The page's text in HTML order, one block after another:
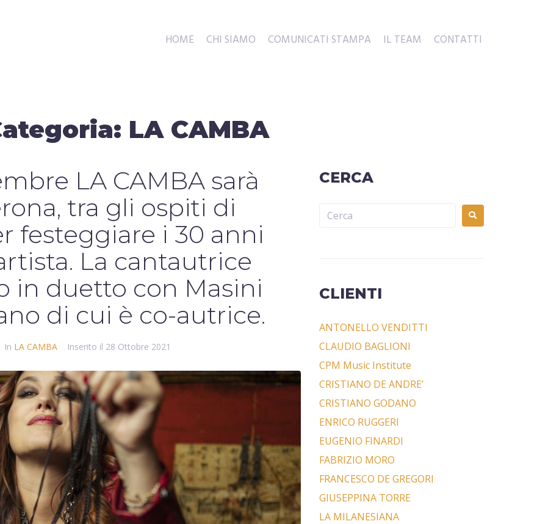
HOME CHI SIAMO COMUNICATI STAMPA IL TEAM CONTATTI
LA CAMBA
LA CAMBA sarà
tra gli ospiti di
festeggiare i 30 anni
La cantautrice
in duetto con Masini
di cui è co-autrice.
In LA CAMBA Inserito il 28 Ottobre 2021
CERCA
CLIENTI
ANTONELLO VENDITTI
CLAUDIO BAGLIONI
CPM Music Institute
CRISTIANO DE ANDRE’
CRISTIANO GODANO
ENRICO RUGGERI
EUGENIO FINARDI
FABRIZIO MORO
FRANCESCO DE GREGORI
GIUSEPPINA TORRE
LA MILANESIANA